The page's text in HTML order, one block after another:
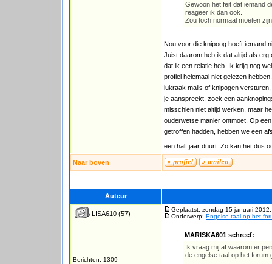
Gewoon het feit dat iemand
reageer ik dan ook.
Zou toch normaal moeten
Nou voor die knipoog hoeft iemand
Juist daarom heb ik dat altijd als
dat ik een relatie heb. Ik krijg nog
profiel helemaal niet gelezen
lukraak mails of knipogen
je aanspreekt, zoek een
misschien niet altijd werken, maar
ouderwetse manier ontmoet. Op
getroffen hadden, hebben we een
een half jaar duurt. Zo kan het dus
Naar boven
Auteur
LISA610 (57)
Berichten: 1309
Geplaatst: zondag 15 januari
Onderwerp: Engelse taal op het
MARISKA601 schreef:
Ik vraag mij af waarom er
de engelse taal op het forum